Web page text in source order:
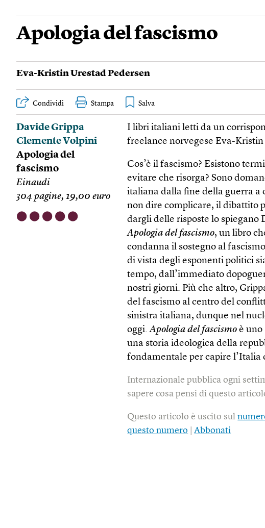
Apologia del fascismo
Eva-Kristin Urestad Pedersen
Condividi Stampa
Davide Grippa
Clemente Volpini
Apologia del
fascismo
Einaudi
304 pagine, 19,00 euro
⬤ ⬤ ⬤ ⬤ ⬤
I libri italiani letti da un
freelance norvegese Eva-Kristin
Cos’è il fascismo? Esistono
evitare che risorga? Sono
italiana dalla fine della guerra a
non dire complicare, il dibattito
dargli delle risposte lo
Apologia del fascismo, un libro
condanna il sostegno al
di vista degli esponenti politici
tempo, dall’immediato
nostri giorni. Più che altro,
del fascismo al centro del
sinistra italiana, dunque nel
oggi.Apologia del fascismo è uno
una storia ideologica della
fondamentale per capire l’Italia
Internazionale pubblica ogni
sapere cosa pensi di questo
Questo articolo è uscito sul
questo numero |Abbonati